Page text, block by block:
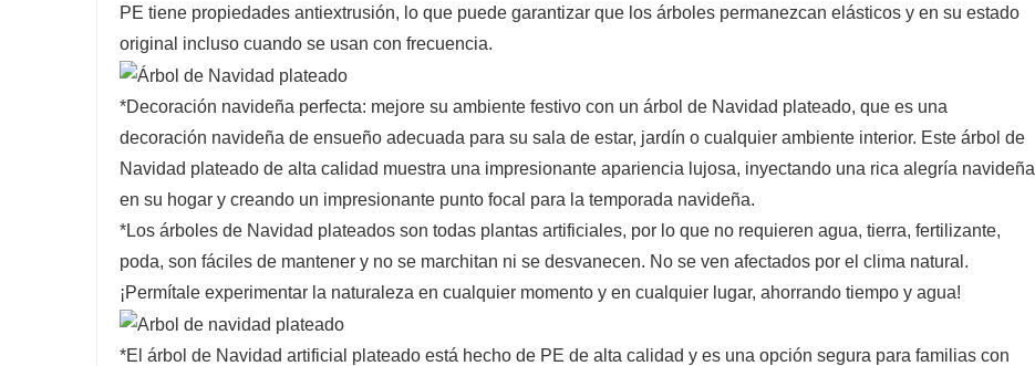
PE tiene propiedades antiextrusión, lo que puede garantizar que los árboles permanezcan elásticos y en su estado
original incluso cuando se usan con frecuencia.
*Decoración navideña perfecta: mejore su ambiente festivo con un árbol de Navidad plateado, que es una
decoración navideña de ensueño adecuada para su sala de estar, jardín o cualquier ambiente interior. Este árbol de
Navidad plateado de alta calidad muestra una impresionante apariencia lujosa, inyectando una rica alegría navideña
en su hogar y creando un impresionante punto focal para la temporada navideña.
*Los árboles de Navidad plateados son todas plantas artificiales, por lo que no requieren agua, tierra, fertilizante,
poda, son fáciles de mantener y no se marchitan ni se desvanecen. No se ven afectados por el clima natural.
¡Permítale experimentar la naturaleza en cualquier momento y en cualquier lugar, ahorrando tiempo y agua!
*El árbol de Navidad artificial plateado está hecho de PE de alta calidad y es una opción segura para familias con